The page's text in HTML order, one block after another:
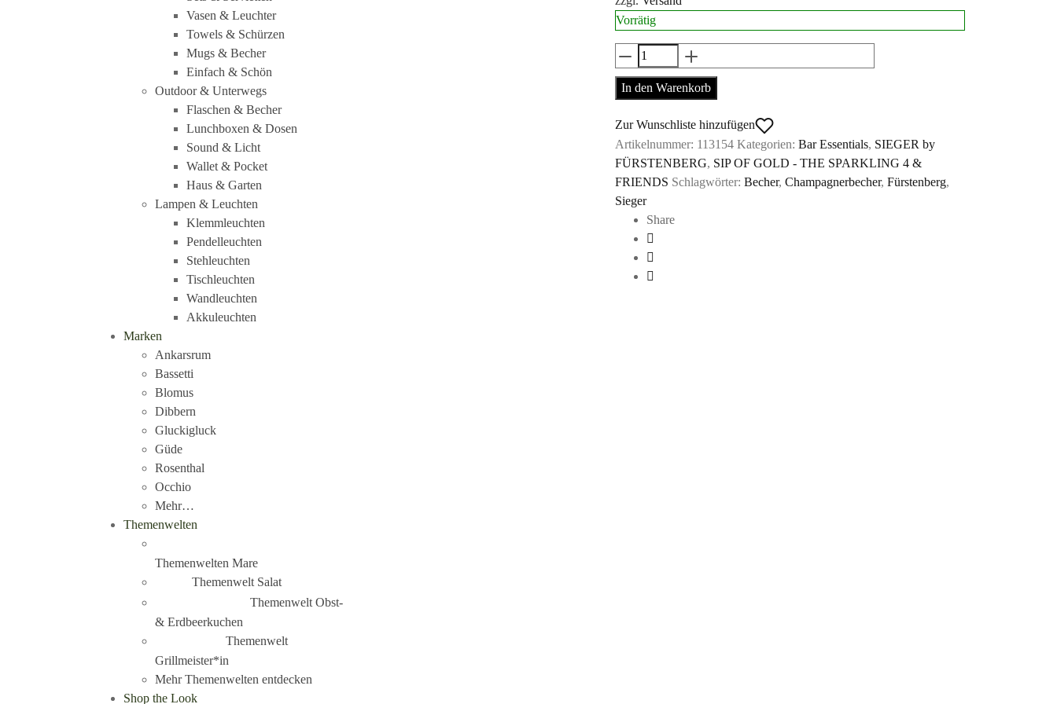
Vasen & Leuchter
Towels & Schürzen
Mugs & Becher
Einfach & Schön
Outdoor & Unterwegs
Flaschen & Becher
Lunchboxen & Dosen
Sound & Licht
Wallet & Pocket
Haus & Garten
Lampen & Leuchten
Klemmleuchten
Pendelleuchten
Stehleuchten
Tischleuchten
Wandleuchten
Akkuleuchten
Marken
Ankarsrum
Bassetti
Blomus
Dibbern
Gluckigluck
Güde
Rosenthal
Occhio
Mehr…
Themenwelten
Themenwelten Mare
Themenwelt Salat
Themenwelt Obst-
& Erdbeerkuchen
Themenwelt
Grillmeister*in
Mehr Themenwelten entdecken
Shop the Look
Vorrätig
Marvellous
Monkey
Champagnerbecher
Sieger
by
Fürstenberg
Menge
In den Warenkorb
Zur Wunschliste hinzufügen
Artikelnummer: 113154 Kategorien: Bar Essentials, SIEGER by
FÜRSTENBERG, SIP OF GOLD - THE SPARKLING 4 &
FRIENDS Schlagwörter: Becher, Champagnerbecher, Fürstenberg,
Sieger
Share